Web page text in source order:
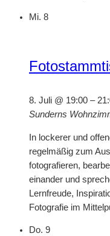
Mi. 8
8. Juli @ 19:00 –
Sunderns
In lockerer und
regelmäßig zum
fotografieren,
einander und
Lernfreude,
Fotografie im
Do. 9